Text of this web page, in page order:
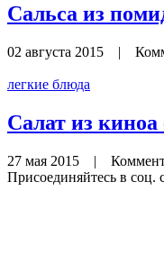
Сальса из
02 августа 2015 |
легкие блюда
Салат из
27 мая 2015 |
Присоединяйтесь в соц.